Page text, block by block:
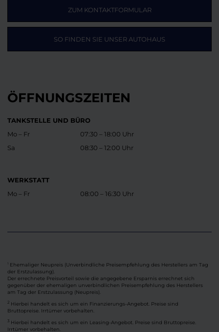
ZUM KONTAKTFORMULAR
SO FINDEN SIE UNSER AUTOHAUS
ÖFFNUNGSZEITEN
TANKSTELLE UND BÜRO
Mo – Fr
Sa
07:30 – 18:00 Uhr
08:30 – 12:00 Uhr
WERKSTATT
Mo – Fr
08:00 – 16:30 Uhr
Ehemaliger Neupreis (Unverbindliche Preisempfehlung des Herstellers am Tag
der Erstzulassung).
Der errechnete Preisvorteil sowie die angegebene Ersparnis errechnet sich
gegenüber der ehemaligen unverbindlichen Preisempfehlung des Herstellers
am Tag der Erstzulassung (Neupreis).
2 Hierbei handelt es sich um ein Finanzierungs-Angebot. Preise sind
Bruttopreise. Irrtümer vorbehalten.
3 Hierbei handelt es sich um ein Leasing-Angebot. Preise sind Bruttopreise.
Irrtümer vorbehalten.